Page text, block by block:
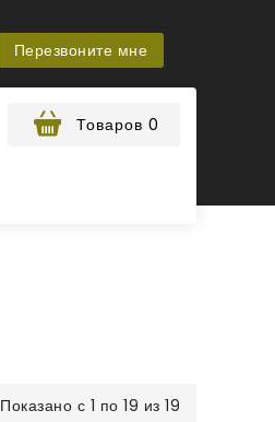
Перезвоните мне
Товаров 0
Показано с 1 по 19 из 19